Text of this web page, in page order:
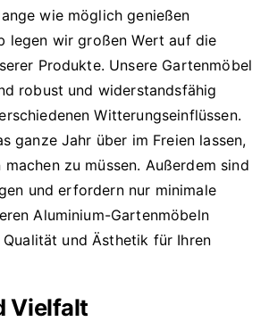
wie möglich genießen
legen wir großen Wert auf die
Produkte. Unsere Gartenmöbel
robust und widerstandsfähig
Witterungseinflüssen.
ganze Jahr über im Freien lassen,
zu müssen. Außerdem sind
und erfordern nur minimale
Aluminium-Gartenmöbeln
und Ästhetik für Ihren
Vielfalt